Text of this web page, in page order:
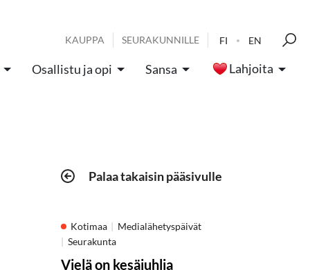
KAUPPA SEURAKUNNILLE FI EN
Osallistu ja opi Sansa Lahjoita
Palaa takaisin pääsivulle
Kotimaa
Medialähetyspäivät
Seurakunta
Vielä on kesäjuhlia